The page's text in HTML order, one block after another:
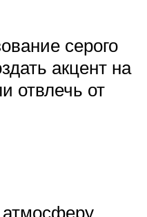
серого
акцент на
отвлечь от